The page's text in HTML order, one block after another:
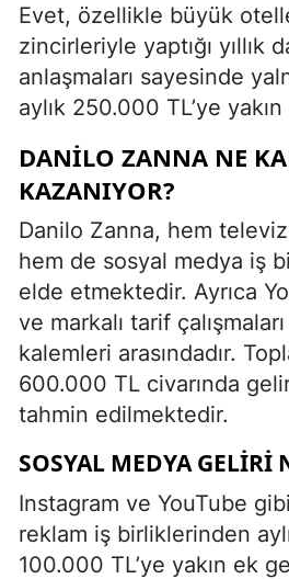
Evet, özellikle büyük
zincirleriyle yaptığı yıllık
anlaşmaları sayesinde
aylık 250.000 TL’ye
DANILO ZANNA NE
KAZANIYOR?
Danilo Zanna, hem
hem de sosyal medya iş
elde etmektedir. Ayrıca
ve markalı tarif
kalemleri arasındadır.
600.000 TL civarında
tahmin edilmektedir.
SOSYAL MEDYA GELIRI
Instagram ve YouTube
reklam iş birliklerinden
100.000 TL’ye yakın ek